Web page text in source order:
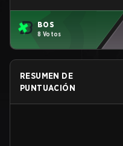
BOS
8 Votos
RESUMEN DE
PUNTUACIÓN